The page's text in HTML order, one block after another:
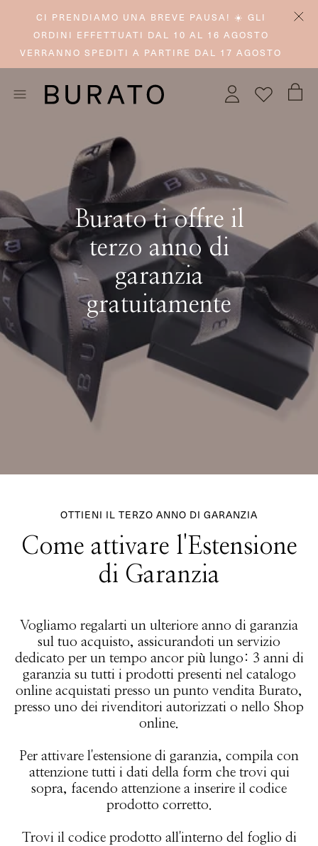
CI PRENDIAMO UNA BREVE PAUSA! ☀️ GLI
ORDINI EFFETTUATI DAL 10 AL 16 AGOSTO
VERRANNO SPEDITI A PARTIRE DAL 17 AGOSTO
Burato ti offre il
terzo anno di
garanzia
gratuitamente
OTTIENI IL TERZO ANNO DI GARANZIA
Come attivare l'Estensione
di Garanzia
Vogliamo regalarti un ulteriore anno di garanzia
sul tuo acquisto, assicurandoti un servizio
dedicato per un tempo ancor più lungo: 3 anni di
garanzia su tutti i prodotti presenti nel catalogo
online acquistati presso un punto vendita Burato,
presso uno dei rivenditori autorizzati o nello Shop
online.
Per attivare l'estensione di garanzia, compila con
attenzione tutti i dati della form che trovi qui
sopra, facendo attenzione a inserire il codice
prodotto corretto.
Trovi il codice prodotto all'interno del foglio di